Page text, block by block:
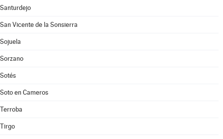
Santurdejo
San Vicente de la Sonsierra
Sojuela
Sorzano
Sotés
Soto en Cameros
Terroba
Tirgo